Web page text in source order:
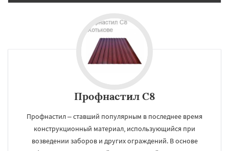
Профнастил С8
Профнастил – ставший популярным в последнее время
конструкционный материал, использующийся при
возведении заборов и других ограждений. В основе